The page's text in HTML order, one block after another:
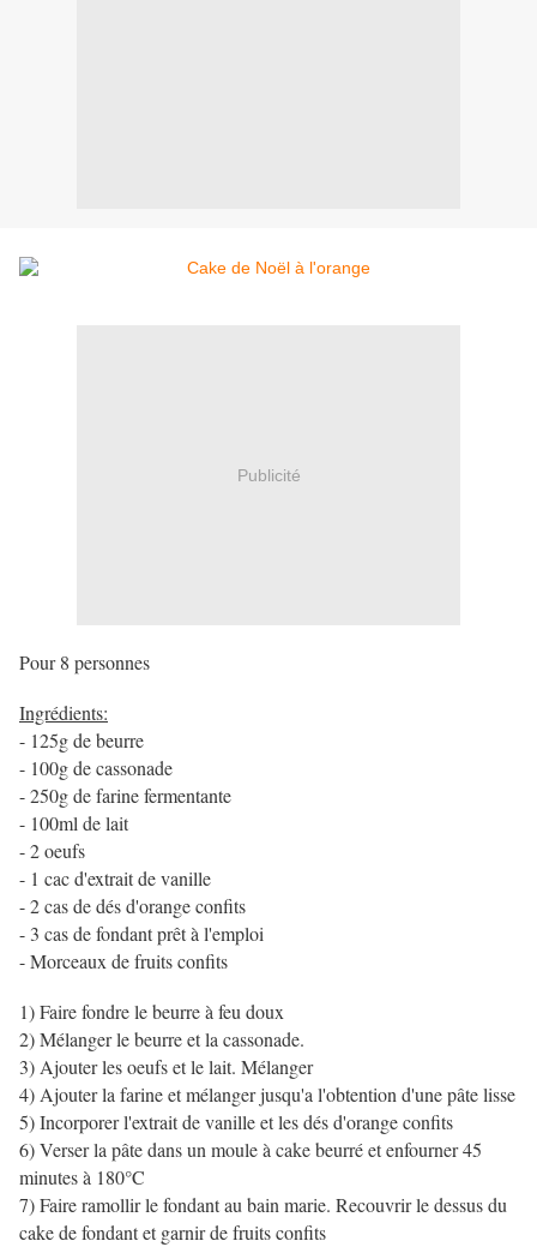
Publicité
Pour 8 personnes
Ingrédients:
- 125g de beurre
- 100g de cassonade
- 250g de farine fermentante
- 100ml de lait
- 2 oeufs
- 1 cac d'extrait de vanille
- 2 cas de dés d'orange confits
- 3 cas de fondant prêt à l'emploi
- Morceaux de fruits confits
1) Faire fondre le beurre à feu doux
2) Mélanger le beurre et la cassonade.
3) Ajouter les oeufs et le lait. Mélanger
4) Ajouter la farine et mélanger jusqu'a l'obtention d'une pâte lisse
5) Incorporer l'extrait de vanille et les dés d'orange confits
6) Verser la pâte dans un moule à cake beurré et enfourner 45
minutes à 180°C
7) Faire ramollir le fondant au bain marie. Recouvrir le dessus du
cake de fondant et garnir de fruits confits